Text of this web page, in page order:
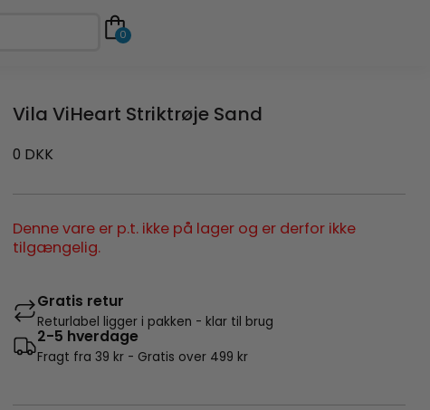
0
Vila ViHeart Striktrøje Sand
0 DKK
Denne vare er p.t. ikke på lager og er derfor ikke
tilgængelig.
Gratis retur
Returlabel ligger i pakken - klar til brug
2-5 hverdage
Fragt fra 39 kr - Gratis over 499 kr